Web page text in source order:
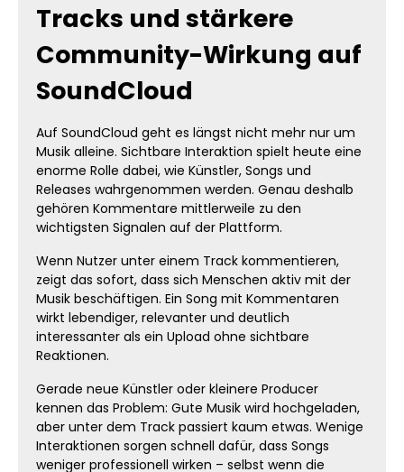
Tracks und stärkere
Community-Wirkung auf
SoundCloud
Auf SoundCloud geht es längst nicht mehr nur um
Musik alleine. Sichtbare Interaktion spielt heute eine
enorme Rolle dabei, wie Künstler, Songs und
Releases wahrgenommen werden. Genau deshalb
gehören Kommentare mittlerweile zu den
wichtigsten Signalen auf der Plattform.
Wenn Nutzer unter einem Track kommentieren,
zeigt das sofort, dass sich Menschen aktiv mit der
Musik beschäftigen. Ein Song mit Kommentaren
wirkt lebendiger, relevanter und deutlich
interessanter als ein Upload ohne sichtbare
Reaktionen.
Gerade neue Künstler oder kleinere Producer
kennen das Problem: Gute Musik wird hochgeladen,
aber unter dem Track passiert kaum etwas. Wenige
Interaktionen sorgen schnell dafür, dass Songs
weniger professionell wirken – selbst wenn die